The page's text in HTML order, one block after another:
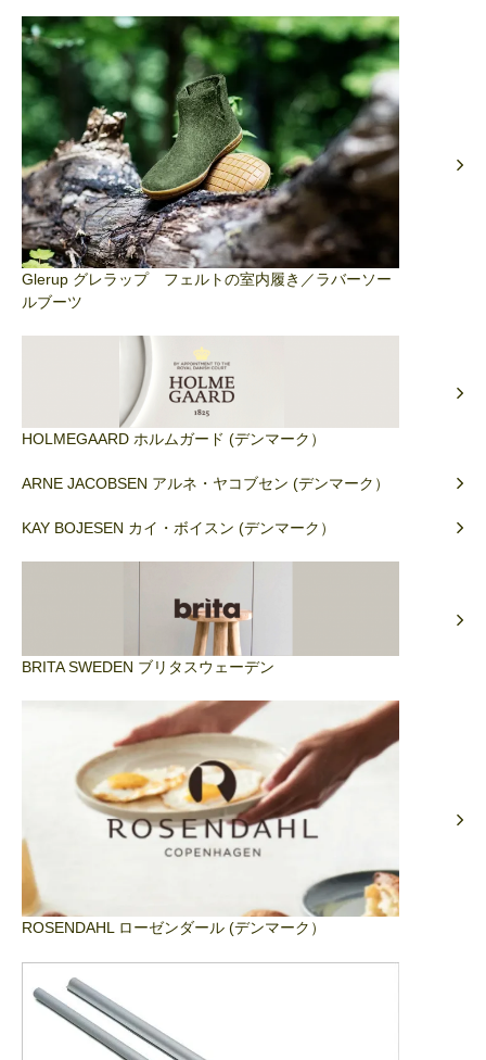
Glerup グレラップ フェルトの室内履き／ラバーソー
ルブーツ
HOLMEGAARD ホルムガード (デンマーク）
ARNE JACOBSEN アルネ・ヤコブセン (デンマーク）
KAY BOJESEN カイ・ボイスン (デンマーク）
BRITA SWEDEN ブリタスウェーデン
ROSENDAHL ローゼンダール (デンマーク）